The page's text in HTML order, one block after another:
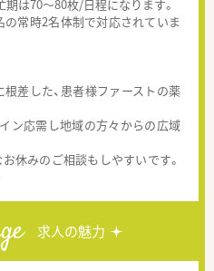
は70～80枚/日程になります。
常時2名体制で対応されていま
差した、患者様ファーストの薬
ン応需し地域の方々からの広域
休みのご相談もしやすいです。
求人の魅力